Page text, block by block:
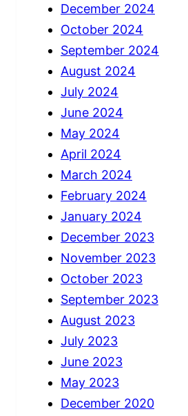
December 2024
October 2024
September 2024
August 2024
July 2024
June 2024
May 2024
April 2024
March 2024
February 2024
January 2024
December 2023
November 2023
October 2023
September 2023
August 2023
July 2023
June 2023
May 2023
December 2020